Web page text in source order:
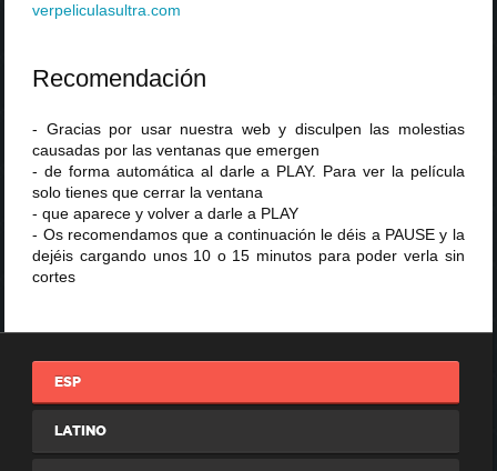
verpeliculasultra .com
Recomendación
- Gracias por usar nuestra web y disculpen las molestias
causadas por las ventanas que emergen
- de forma automática al darle a PLAY. Para ver la película
solo tienes que cerrar la ventana
- que aparece y volver a darle a PLAY
- Os recomendamos que a continuación le déis a PAUSE y la
dejéis cargando unos 10 o 15 minutos para poder verla sin
cortes
ESP
LATINO